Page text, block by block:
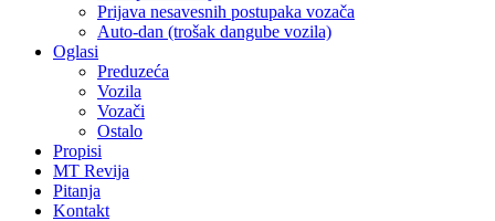
Prijava nesavesnih postupaka vozača
Auto-dan (trošak dangube vozila)
Oglasi
Preduzeća
Vozila
Vozači
Ostalo
Propisi
MT Revija
Pitanja
Kontakt